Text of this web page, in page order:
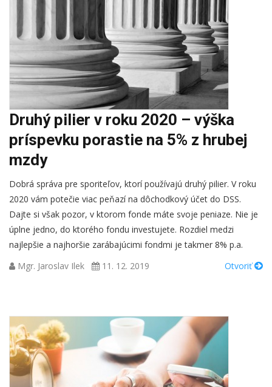
Druhý pilier v roku 2020 – výška
príspevku porastie na 5% z hrubej
mzdy
Dobrá správa pre sporiteľov, ktorí používajú druhý pilier. V roku
2020 vám potečie viac peňazí na dôchodkový účet do DSS.
Dajte si však pozor, v ktorom fonde máte svoje peniaze. Nie je
úplne jedno, do ktorého fondu investujete. Rozdiel medzi
najlepšie a najhoršie zarábajúcimi fondmi je takmer 8% p.a.
Mgr. Jaroslav Ilek
11. 12. 2019 Otvoriť